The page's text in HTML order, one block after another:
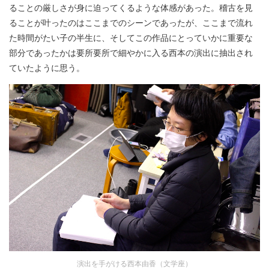
ることの厳しさが身に迫ってくるような体感があった。稽古を見
ることが叶ったのはここまでのシーンであったが、ここまで流れ
た時間がたい子の半生に、そしてこの作品にとっていかに重要な
部分であったかは要所要所で細やかに入る西本の演出に抽出され
ていたように思う。
演出を手がける西本由香（文学座）